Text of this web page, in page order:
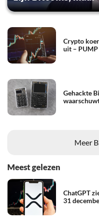
Crypto
uit –
Gehackte
Meer
Meest gelezen
ChatGPT
31